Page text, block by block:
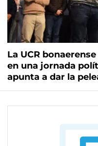
La UCR
en una jornada
apunta a dar la